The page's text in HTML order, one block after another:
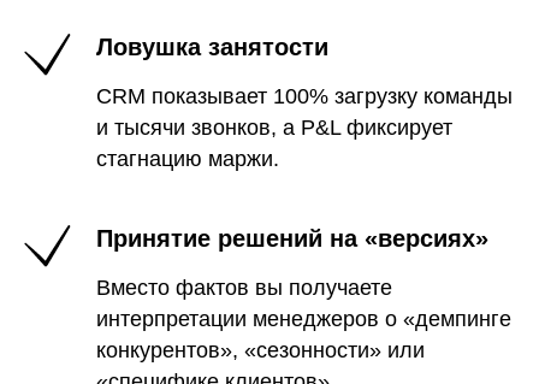
Ловушка занятости
CRM показывает 100% загрузку команды
и тысячи звонков, а P&L фиксирует
стагнацию маржи.
Принятие решений на «версиях»
Вместо фактов вы получаете
интерпретации менеджеров о «демпинге
конкурентов», «сезонности» или